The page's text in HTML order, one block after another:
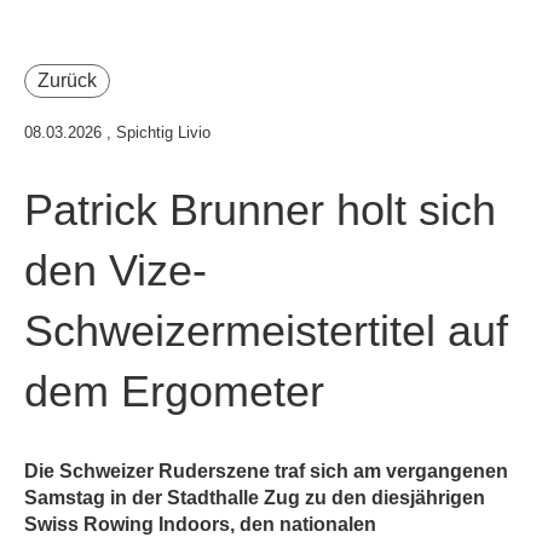
Zurück
08.03.2026 , Spichtig Livio
Patrick Brunner holt sich
den Vize-
Schweizermeistertitel auf
dem Ergometer
Die Schweizer Ruderszene traf sich am vergangenen
Samstag in der Stadthalle Zug zu den diesjährigen
Swiss Rowing Indoors, den nationalen